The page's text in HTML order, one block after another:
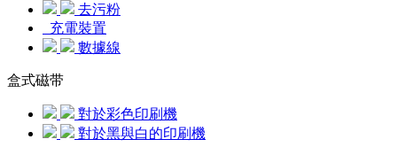
去污粉
充電裝置
數據線
盒式磁带
對於彩色印刷機
對於黑與白的印刷機